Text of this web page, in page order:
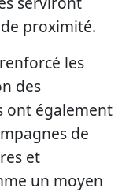
proximité.
les
des
ont également
de
et
un moyen